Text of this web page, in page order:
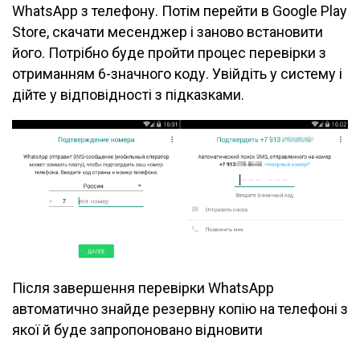
WhatsApp з телефону. Потім перейти в Google Play
Store, скачати месенджер і заново встановити
його. Потрібно буде пройти процес перевірки з
отриманням 6-значного коду. Увійдіть у систему і
дійте у відповідності з підказками.
Після завершення перевірки WhatsApp
автоматично знайде резервну копію на телефоні з
якої й буде запропоновано відновити